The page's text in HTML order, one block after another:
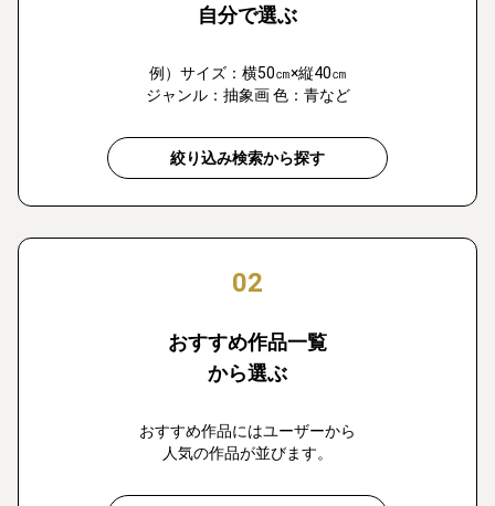
自分で選ぶ
例）サイズ：横50㎝×縦40㎝
ジャンル：抽象画 色：青など
絞り込み検索から探す
02
おすすめ作品一覧
から選ぶ
おすすめ作品にはユーザーから
人気の作品が並びます。